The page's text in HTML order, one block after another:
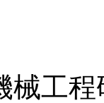
械工程